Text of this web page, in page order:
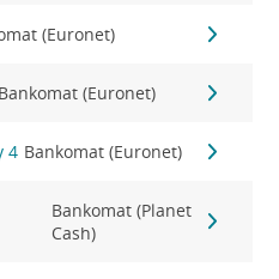
(Euronet)
Bankomat (Euronet)
4 Bankomat (Euronet)
Bankomat (Planet
Cash)